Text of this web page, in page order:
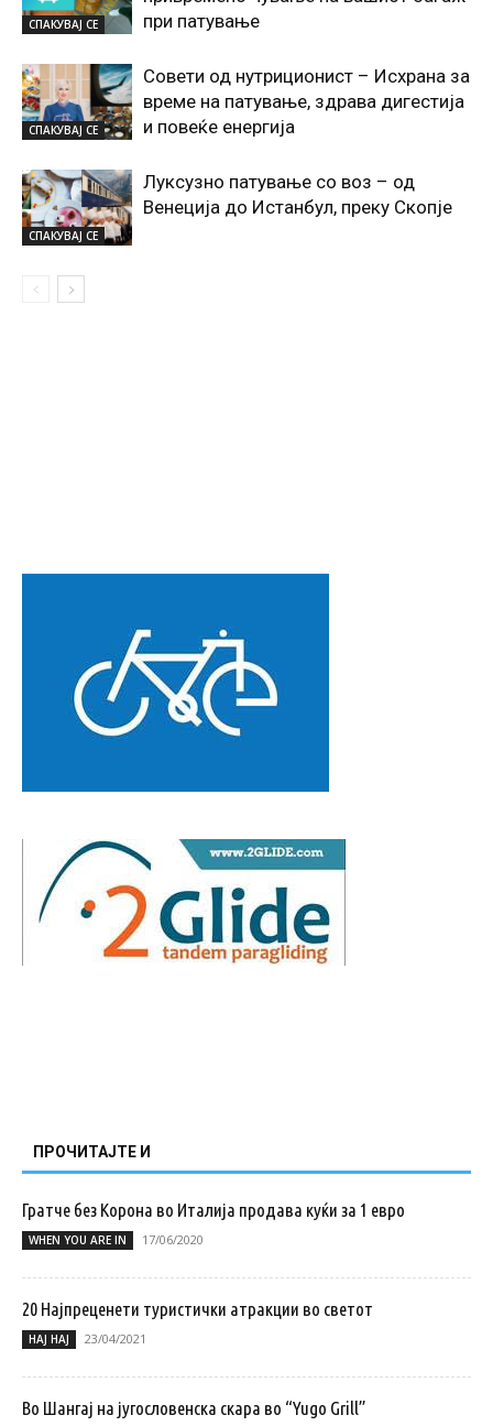
СПАКУВАЈ СЕ
при патување
СПАКУВАЈ СЕ
Совети од нутриционист – Исхрана за
време на патување, здрава дигестија
и повеќе енергија
СПАКУВАЈ СЕ
Луксузно патување со воз – од
Венеција до Истанбул, преку Скопје
ПРОЧИТАЈТЕ И
Гратче без Корона во Италија продава куќи за 1 евро
WHEN YOU ARE IN 17/06/2020
20 Најпреценети туристички атракции во светот
НАЈ НАЈ 23/04/2021
Во Шангај на југословенска скара во “Yugo Grill”